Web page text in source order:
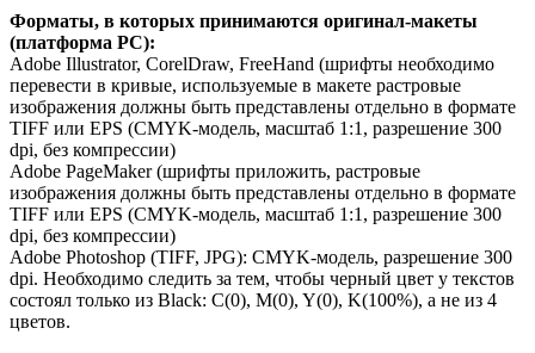
Форматы, в которых принимаются оригинал-макеты
(платформа PC):
Adobe Illustrator, CorelDraw, FreeHand (шрифты необходимо
перевести в кривые, используемые в макете растровые
изображения должны быть представлены отдельно в формате
TIFF или EPS (CMYK-модель, масштаб 1:1, разрешение 300
dpi, без компрессии)
Adobe PageMaker (шрифты приложить, растровые
изображения должны быть представлены отдельно в формате
TIFF или EPS (CMYK-модель, масштаб 1:1, разрешение 300
dpi, без компрессии)
Adobe Photoshop (TIFF, JPG): CMYK-модель, разрешение 300
dpi. Необходимо следить за тем, чтобы черный цвет у текстов
состоял только из Black: C(0), M(0), Y(0), K(100%), а не из 4
цветов.